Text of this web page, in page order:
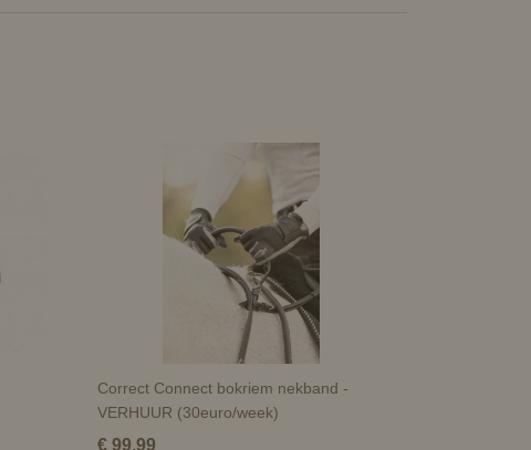
Correct Connect bokriem nekband -
VERHUUR (30euro/week)
€ 99,99